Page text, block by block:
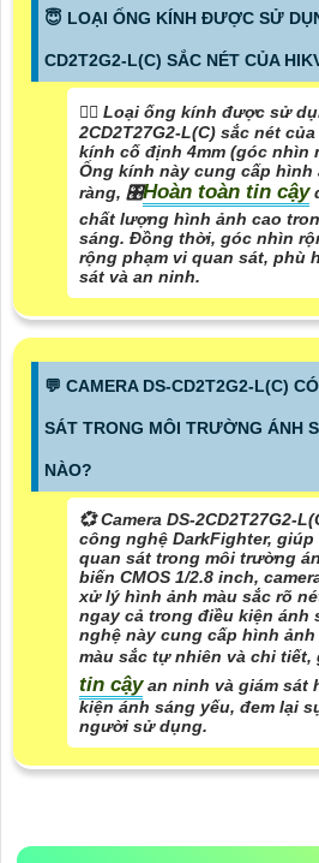
😇 LOẠI ỐNG KÍNH ĐƯỢC SỬ
CD2T2G2-L(C) SẮC NÉT CỦA
❤️‍💋‍ Loại ống kính được sử
2CD2T27G2-L(C) sắc nét
kính cố định 4mm (góc nhìn
Ống kính này cung cấp hình
ràng, 🎛Hoàn toàn tin cậy
chất lượng hình ảnh cao
sáng. Đồng thời, góc nhìn
rộng phạm vi quan sát, phù
sát và an ninh.
️💬 CAMERA DS-CD2T2G2-L(C)
SÁT TRONG MÔI TRƯỜNG ÁNH
NÀO?
💞 Camera DS-2CD2T27G2-
công nghệ DarkFighter,
quan sát trong môi trường
biến CMOS 1/2.8 inch,
xử lý hình ảnh màu sắc rõ
ngay cả trong điều kiện ánh
nghệ này cung cấp hình
màu sắc tự nhiên và chi
tin cậyan ninh và giám sát
kiện ánh sáng yếu, đem lại
người sử dụng.